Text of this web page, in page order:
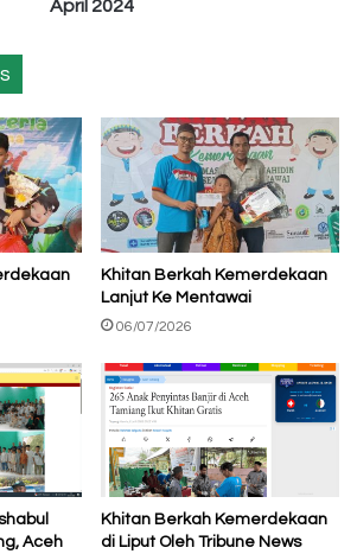
April 2024
Khitan Berkah Kemerdekaan
Lanjut Ke Mentawai
06/07/2026
Aceh
Khitan Berkah Kemerdekaan
di Liput Oleh Tribune News